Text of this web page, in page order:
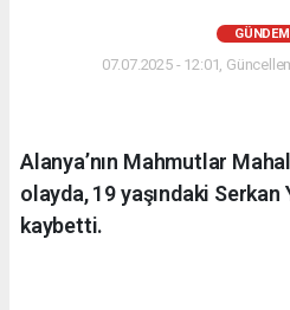
GÜNDEM
07.07.2025 - 12:01,
Alanya’nın Mahmutlar
olayda, 19 yaşındaki Serkan
kaybetti.